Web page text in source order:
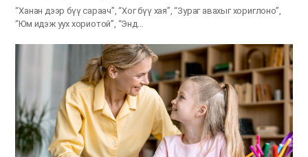
“Ханан дээр бүү сараач”, “Хог бүү хая”, “Зураг авахыг хориглоно”,
“Юм идэж уух хориотой”, “Энд…